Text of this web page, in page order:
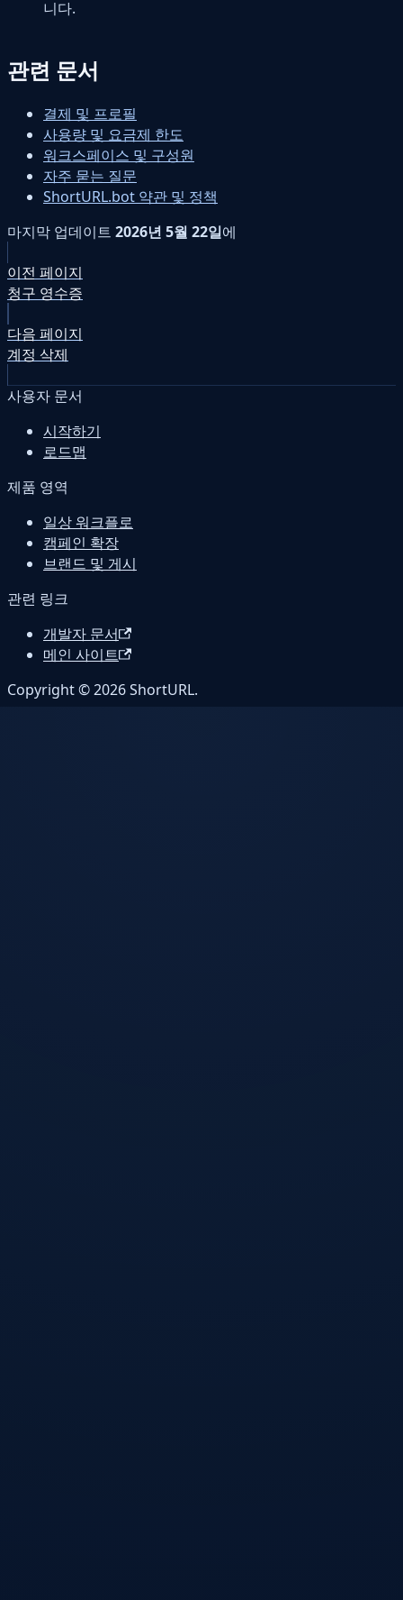
니다.
관련 문서
결제 및 프로필
사용량 및 요금제 한도
워크스페이스 및 구성원
자주 묻는 질문
ShortURL.bot 약관 및 정책
마지막 업데이트 2026년 5월 22일에
이전 페이지
청구 영수증
다음 페이지
계정 삭제
사용자 문서
시작하기
로드맵
제품 영역
일상 워크플로
캠페인 확장
브랜드 및 게시
관련 링크
개발자 문서
메인 사이트
Copyright © 2026 ShortURL.